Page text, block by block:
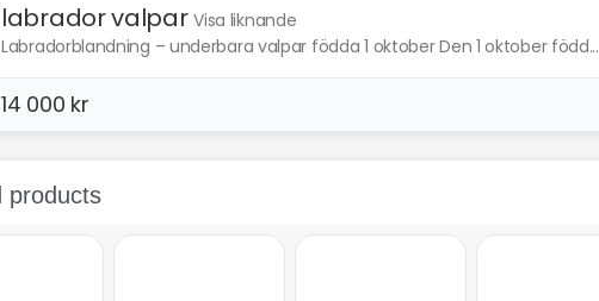
labrador valpar Visa liknande
Labradorblandning – underbara valpar födda 1 oktober Den 1 oktober född...
14 000 kr